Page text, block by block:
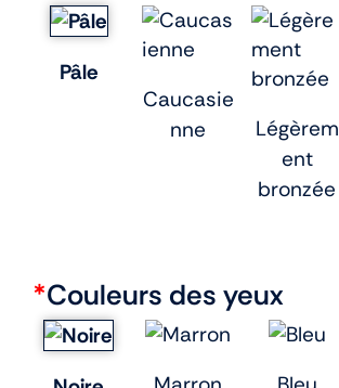
Pâle
Caucasie
nne
Légèrem
ent
bronzée
*Couleurs des yeux